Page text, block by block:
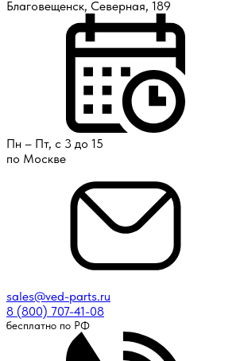
Благовещенск, Северная, 189
Пн – Пт, с 3 до 15
по Москве
sales@ved-parts.ru
8 (800) 707-41-08
бесплатно по РФ